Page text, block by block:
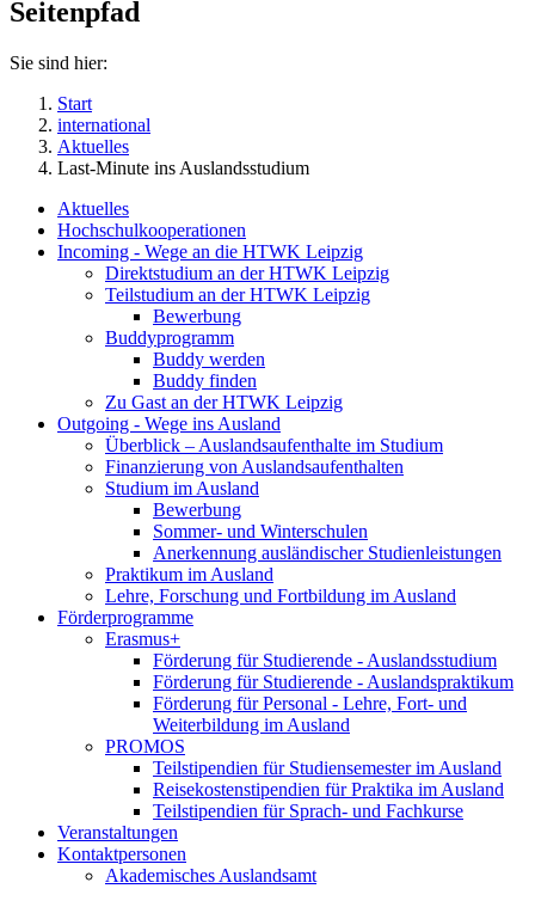
Seitenpfad
Sie sind hier:
Start
international
Aktuelles
Last-Minute ins Auslandsstudium
Aktuelles
Hochschulkooperationen
Incoming - Wege an die HTWK Leipzig
Direktstudium an der HTWK Leipzig
Teilstudium an der HTWK Leipzig
Bewerbung
Buddyprogramm
Buddy werden
Buddy finden
Zu Gast an der HTWK Leipzig
Outgoing - Wege ins Ausland
Überblick – Auslandsaufenthalte im Studium
Finanzierung von Auslandsaufenthalten
Studium im Ausland
Bewerbung
Sommer- und Winterschulen
Anerkennung ausländischer Studienleistungen
Praktikum im Ausland
Lehre, Forschung und Fortbildung im Ausland
Förderprogramme
Erasmus+
Förderung für Studierende - Auslandsstudium
Förderung für Studierende - Auslandspraktikum
Förderung für Personal - Lehre, Fort- und
Weiterbildung im Ausland
PROMOS
Teilstipendien für Studiensemester im Ausland
Reisekostenstipendien für Praktika im Ausland
Teilstipendien für Sprach- und Fachkurse
Veranstaltungen
Kontaktpersonen
Akademisches Auslandsamt